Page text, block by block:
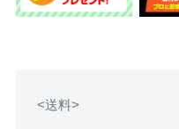
<送料>